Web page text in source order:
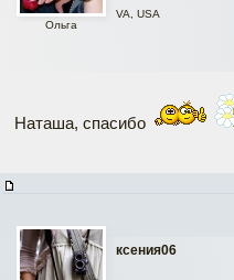
Ольга
VA, USA
Наташа, спасибо
ксения06